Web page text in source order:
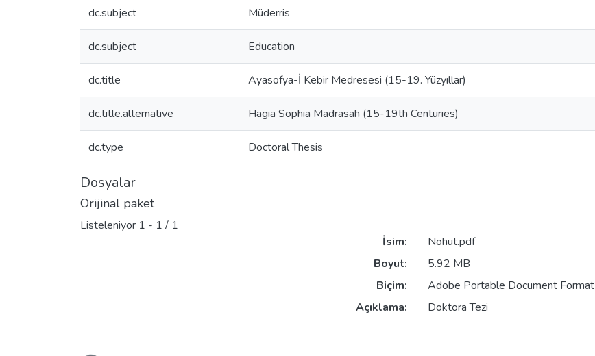
dc.subject Müderris
dc.subject Education
dc.title Ayasofya-İ Kebir Medresesi (15-19. Yüzyıllar)
dc.title.alternative Hagia Sophia Madrasah (15-19th Centuries)
dc.type Doctoral Thesis
Dosyalar
Orijinal paket
Listeleniyor 1 - 1 / 1
İsim:
Nohut.pdf
Boyut:
5.92 MB
Biçim:
Adobe Portable Document Format
Açıklama:
Doktora Tezi